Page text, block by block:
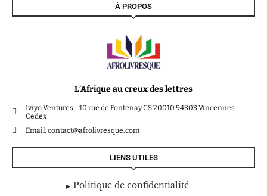
À PROPOS
L’Afrique au creux des lettres
Iviyo Ventures - 10 rue de Fontenay CS 20010 94303 Vincennes
Cedex
Email: contact@afrolivresque.com
LIENS UTILES
Politique de confidentialité